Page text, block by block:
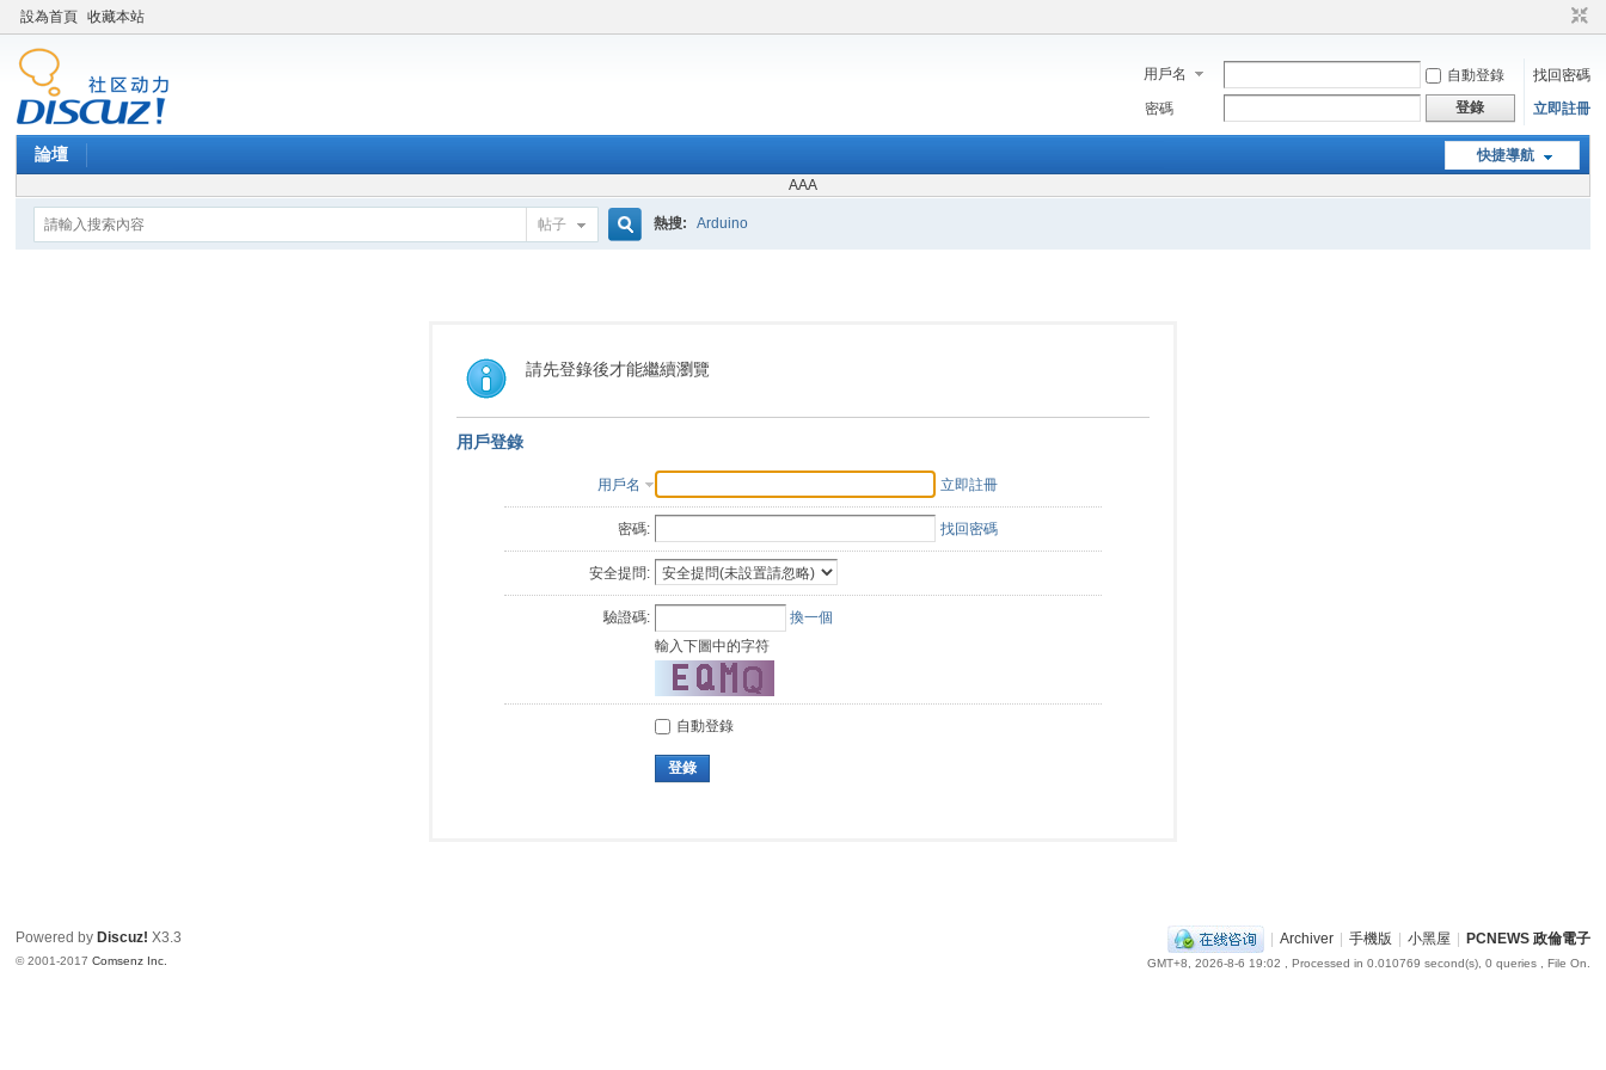
設為首頁 收藏本站
用戶名 自動登錄
找回密碼
密碼
登錄 立即註冊
快捷導航
論壇
AAA
帖子
索
熱搜: Arduino
請先登錄後才能繼續瀏覽
用戶登錄
用戶名 立即註冊
密碼: 找回密碼
安全提問:
驗證碼:
換一個
輸入下圖中的字符
自動登錄
登錄
| Archiver | 手機版 | 小黑屋 | PCNEWS 政倫電子
GMT+8, 2026-8-6 19:02 , Processed in 0.010769 second(s), 0 queries , File On.
Powered by Discuz! X3.3
© 2001-2017Comsenz Inc.